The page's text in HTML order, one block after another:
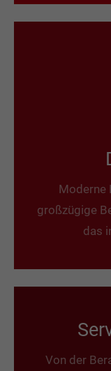
Moderne
großzügige
das
Von der